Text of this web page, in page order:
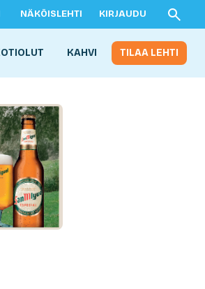
NÄKÖISLEHTI KIRJAUDU
KAHVI TILAA LEHTI